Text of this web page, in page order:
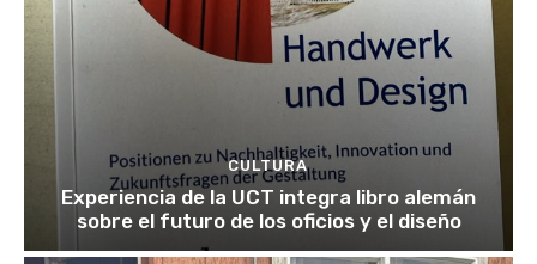
CULTURA
Experiencia de la UCT integra libro alemán
sobre el futuro de los oficios y el diseño